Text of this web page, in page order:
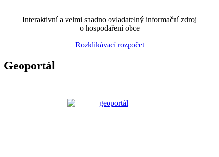
Interaktivní a velmi snadno ovladatelný informační zdroj
o hospodaření obce
Rozklikávací rozpočet
Geoportál